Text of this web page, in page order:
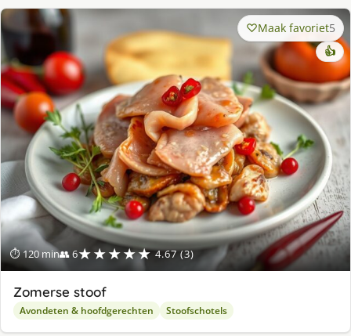
⏱ 120 min👥 6★★★★★ 4.67 (3)
Maak favoriet5
👍
Zomerse stoof
Avondeten & hoofdgerechten Stoofschotels